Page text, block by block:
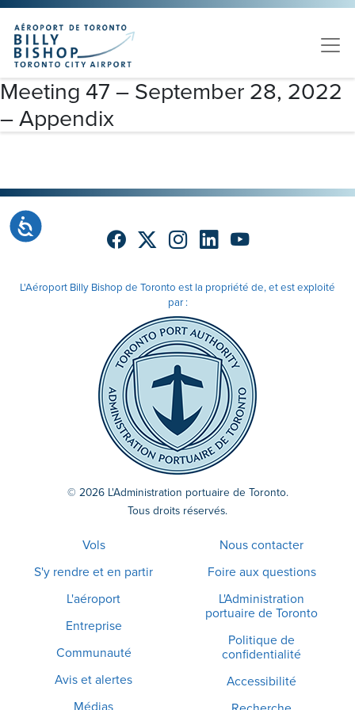
Veuillez
noter
Ce
site
Web
comprend
un
Accessibilité
Skip to main content
Meeting 47 – September 28, 2022
– Appendix
L'Aéroport Billy Bishop de Toronto est la propriété de, et est exploité
par :
© 2026 L'Administration portuaire de Toronto.
Tous droits réservés.
Vols
S'y rendre et en partir
L'aéroport
Entreprise
Communauté
Avis et alertes
Nous contacter
Foire aux questions
L'Administration
portuaire de Toronto
Politique de
confidentialité
Accessibilité